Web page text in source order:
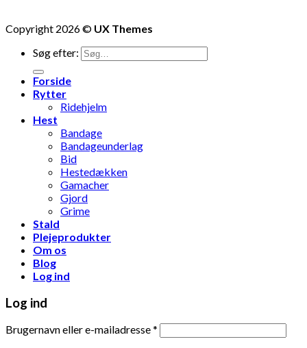
Copyright 2026 © UX Themes
Søg efter:
Forside
Rytter
Ridehjelm
Hest
Bandage
Bandageunderlag
Bid
Hestedækken
Gamacher
Gjord
Grime
Stald
Plejeprodukter
Om os
Blog
Log ind
Log ind
Brugernavn eller e-mailadresse*